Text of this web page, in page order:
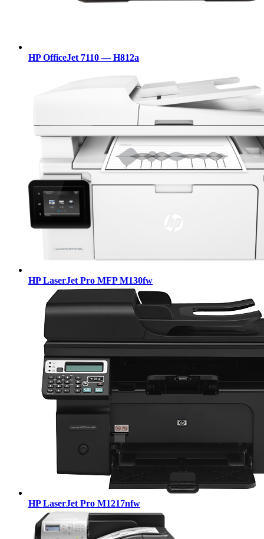
HP OfficeJet 7110 — H812a
HP LaserJet Pro MFP M130fw
HP LaserJet Pro M1217nfw